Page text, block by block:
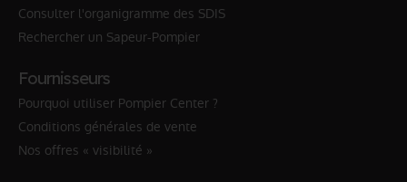
Consulter l'organigramme des SDIS
Rechercher un Sapeur-Pompier
Fournisseurs
Pourquoi utiliser Pompier Center ?
Conditions générales de vente
Nos offres « visibilité »